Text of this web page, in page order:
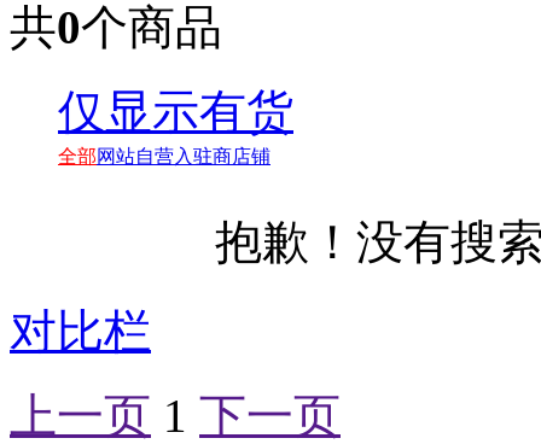
共0个商品
仅显示有货
全部网站自营入驻商店铺
抱歉！没有搜
对比栏
上一页 1 下一页